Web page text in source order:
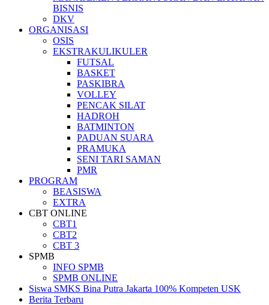
BISNIS
DKV
ORGANISASI
OSIS
EKSTRAKULIKULER
FUTSAL
BASKET
PASKIBRA
VOLLEY
PENCAK SILAT
HADROH
BATMINTON
PADUAN SUARA
PRAMUKA
SENI TARI SAMAN
PMR
PROGRAM
BEASISWA
EXTRA
CBT ONLINE
CBT1
CBT2
CBT 3
SPMB
INFO SPMB
SPMB ONLINE
Siswa SMKS Bina Putra Jakarta 100% Kompeten USK
Berita Terbaru